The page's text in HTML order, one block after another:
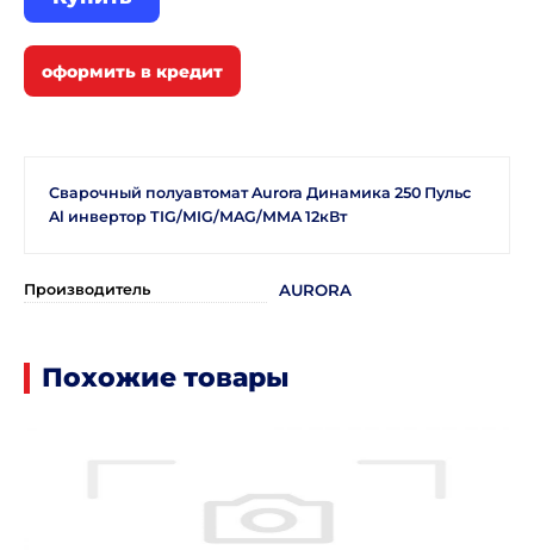
Сварочный полуавтомат Aurora Динамика 250 Пульс
Al инвертор TIG/МIG/МAG/MMA 12кВт
Производитель AURORA
Похожие товары